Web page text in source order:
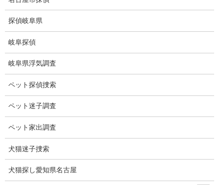
に
動
ョ
に
動
ブログ
HOME ブログ
2021-10-29
ブログ
アイスクリーム
今年は秋が無くて、夏から冬って感じです。
探偵岐阜県
岐阜探偵
岐阜県浮気調査
ペット探偵捜索
ペット迷子調査
ペット家出調査
犬猫迷子捜索
犬猫探し愛知県名古屋